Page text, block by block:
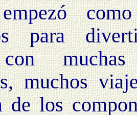
para
muchas
muchos
de los